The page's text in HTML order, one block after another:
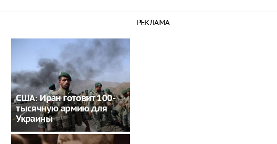
США: Иран готовит 100-
тысячную армию для
Украины
РЕКЛАМА